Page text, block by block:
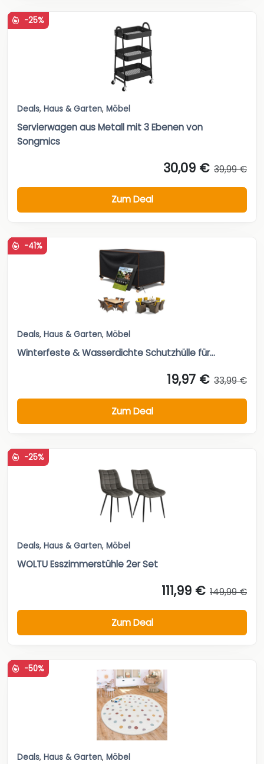
-25%
Deals, Haus & Garten, Möbel
Servierwagen aus Metall mit 3 Ebenen von
Songmics
30,09 € 39,99 €
Zum Deal
-41%
Deals, Haus & Garten, Möbel
Winterfeste & Wasserdichte Schutzhülle für...
19,97 € 33,99 €
Zum Deal
-25%
Deals, Haus & Garten, Möbel
WOLTU Esszimmerstühle 2er Set
111,99 € 149,99 €
Zum Deal
-50%
Deals, Haus & Garten, Möbel